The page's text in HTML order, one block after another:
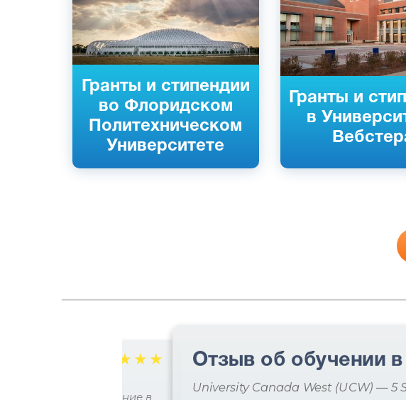
Гранты и стипендии
во Флоридском
Политехническом
Университете
Гранты и
в
☆ ☆ ☆
образование в
Отзыв об обучении
University Canada West (UCW) — 5